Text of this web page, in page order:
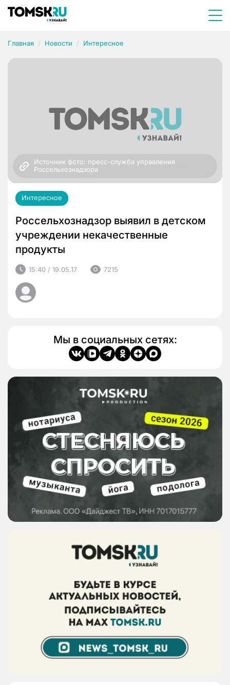
Главная Новости Интересное
Источник фото: пресс-служба управления
Россельхознадзора
Интересное
Россельхознадзор выявил в детском
учреждении некачественные
продукты
15:40 / 19.05.17 7215
Мы в социальных сетях: